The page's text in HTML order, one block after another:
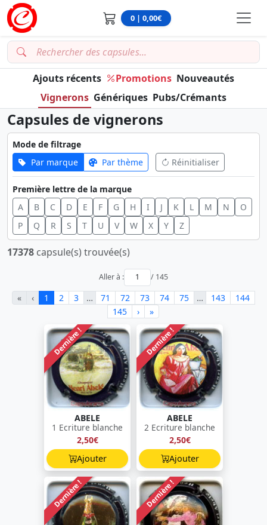
0 | 0,00€
Ajouts récents Promotions Nouveautés
Vignerons Génériques Pubs/Crémants
Capsules de vignerons
Mode de filtrage
Par marque
Par thème Réinitialiser
Première lettre de la marque
A
B C D E F G H I J K L M N
O
P
Q R S T U V W X Y Z
17378 capsule(s) trouvée(s)
Aller à : / 145
« ‹ 1 2 3 … 71 72 73 74 75 … 143
144
145
› »
Dernière !
ABELE
1 Ecriture blanche
2,50€
Ajouter
Dernière !
ABELE
2 Ecriture blanche
2,50€
Ajouter
Dernière ! Dernière !